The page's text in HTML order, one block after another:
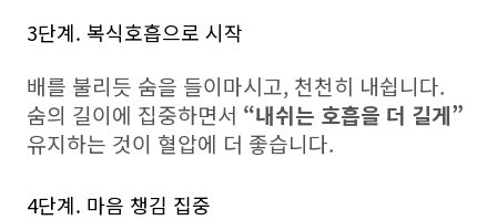
3단계. 복식호흡으로 시작
배를 불리듯 숨을 들이마시고, 천천히 내쉽니다.
숨의 길이에 집중하면서 “내쉬는 호흡을 더 길게”
유지하는 것이 혈압에 더 좋습니다.
4단계. 마음 챙김 집중